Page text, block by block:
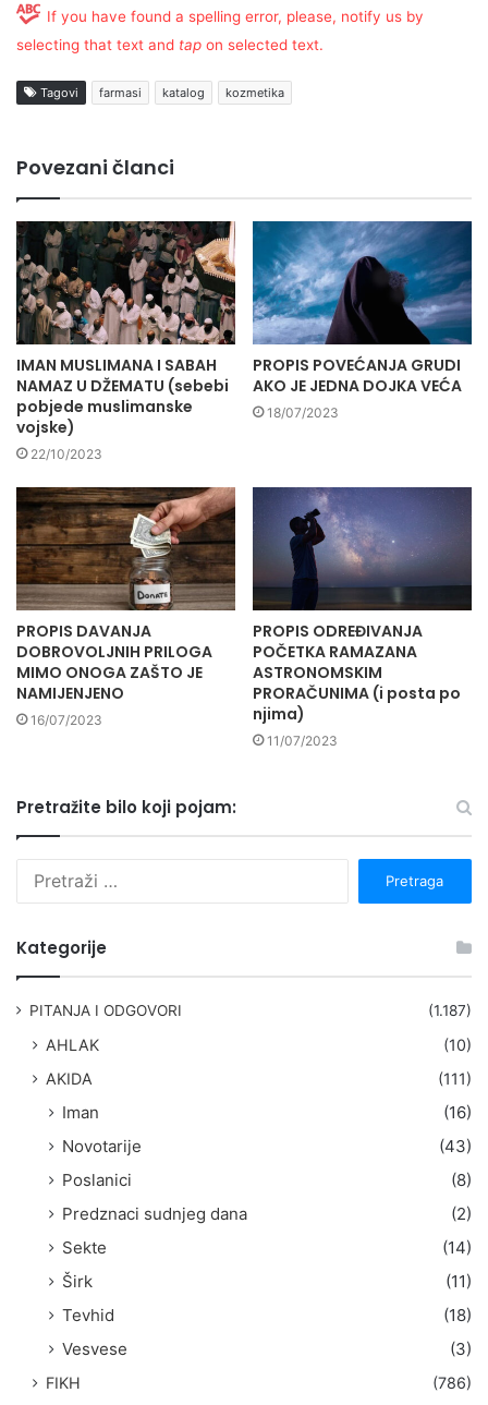
If you have found a spelling error, please, notify us by
selecting that text and tap on selected text.
Tagovi farmasi katalog kozmetika
Povezani članci
IMAN MUSLIMANA I SABAH
NAMAZ U DŽEMATU (sebebi
pobjede muslimanske
vojske)
22/10/2023
PROPIS POVEĆANJA GRUDI
AKO JE JEDNA DOJKA VEĆA
18/07/2023
PROPIS DAVANJA
DOBROVOLJNIH PRILOGA
MIMO ONOGA ZAŠTO JE
NAMIJENJENO
16/07/2023
PROPIS ODREĐIVANJA
POČETKA RAMAZANA
ASTRONOMSKIM
PRORAČUNIMA (i posta po
njima)
11/07/2023
Pretražite bilo koji pojam:
Kategorije
PITANJA I ODGOVORI (1.187)
AHLAK
(10)
AKIDA
(111)
Iman
(16)
Novotarije
(43)
Poslanici
(8)
Predznaci sudnjeg dana
(2)
Sekte
(14)
Širk
(11)
Tevhid
(18)
Vesvese
(3)
FIKH (786)